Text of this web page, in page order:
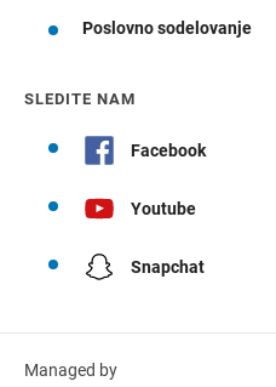
Poslovno sodelovanje
SLEDITE NAM
Facebook
Youtube
Snapchat
Managed by